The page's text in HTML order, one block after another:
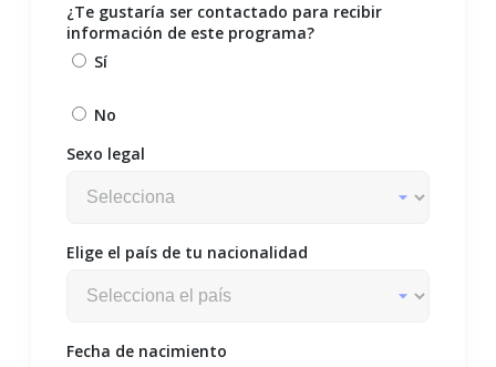
¿Te gustaría ser contactado para recibir
información de este programa?
Sí
No
Sexo legal
Elige el país de tu nacionalidad
Fecha de nacimiento